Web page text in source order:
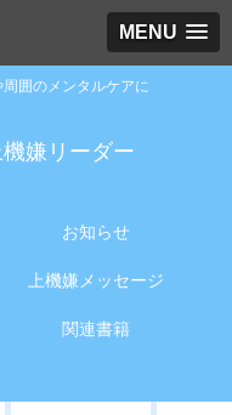
MENU
囲のメンタルケアに
嫌リーダー
お知らせ
上機嫌メッセージ
関連書籍